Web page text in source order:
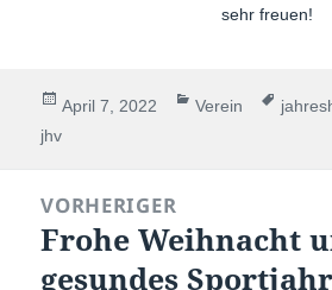
sehr freuen!
Veröffentlicht
April 7, 2022 Kategorien
Verein
jhv
VORHERIGER
Vorheriger
Frohe Weihnacht
gesundes